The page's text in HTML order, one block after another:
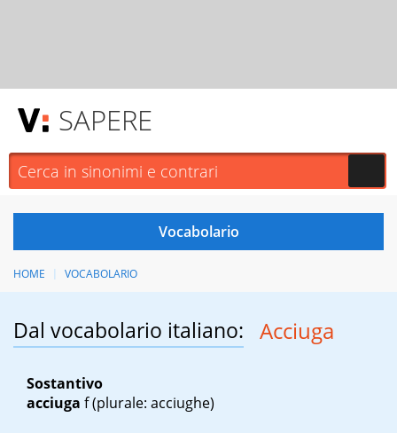
SAPERE
HOME VOCABOLARIO
Dal vocabolario italiano: Acciuga
Sostantivo
acciuga f(plurale: acciughe)